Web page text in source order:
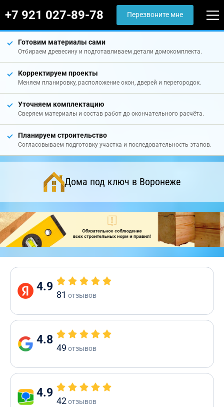
+7 921 027-89-78 Перезвоните мне
Готовим материалы сами
Отбираем древесину и подготавливаем детали домокомплекта.
Корректируем проекты
Меняем планировку, расположение окон, дверей и перегородок.
Уточняем комплектацию
Сверяем материалы и состав работ до окончательного расчёта.
Планируем строительство
Согласовываем подготовку участка и последовательность этапов.
Дома под ключ в Воронеже
4.9
81 отзывов
4.8
49 отзывов
4.9
42отзывов